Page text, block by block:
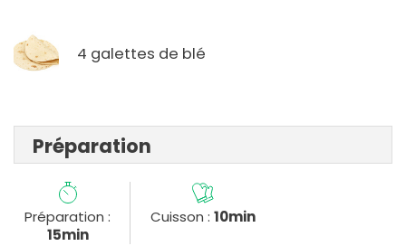
4 galettes de blé
Préparation
Préparation :
15min
Cuisson : 10min